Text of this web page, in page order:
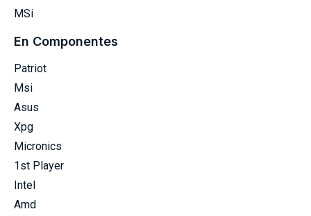
MSi
En Componentes
Patriot
Msi
Asus
Xpg
Micronics
1st Player
Intel
Amd